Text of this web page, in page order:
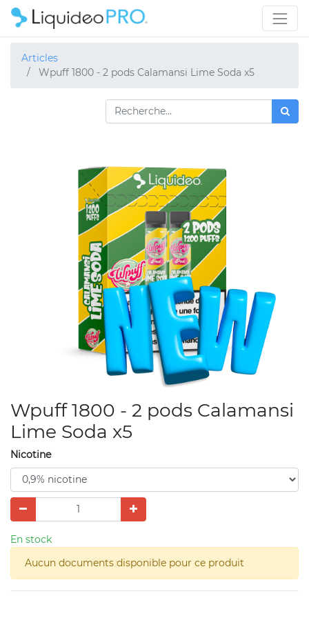
Articles
Wpuff 1800 - 2 pods Calamansi Lime Soda x5
Wpuff 1800 - 2 pods Calamansi
Lime Soda x5
Nicotine
En stock
Aucun documents disponible pour ce produit